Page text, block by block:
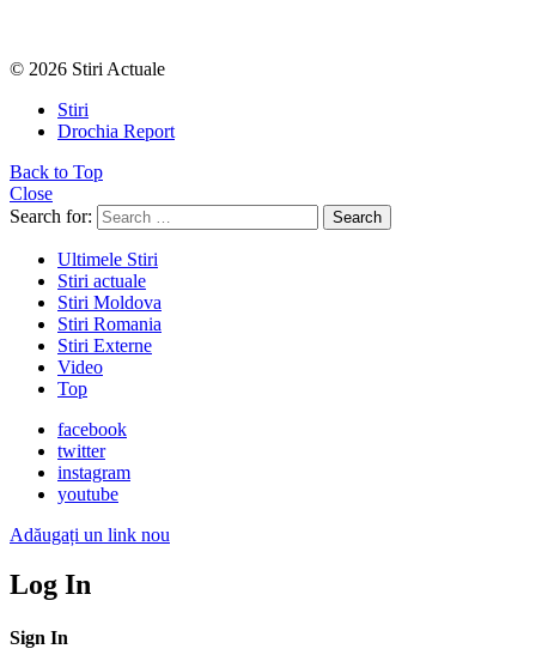
© 2026 Stiri Actuale
Stiri
Drochia Report
Back to Top
Close
Search for:
Search
Ultimele Stiri
Stiri actuale
Stiri Moldova
Stiri Romania
Stiri Externe
Video
Top
facebook
twitter
instagram
youtube
Adăugați un link nou
Log In
Sign In